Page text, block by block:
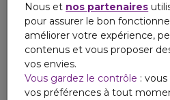
DIESEL
BAD
Eau de toilette
À partir de82,60 €
2 formats
4.8 47
Nous et nos partenaires
pour assurer le bon
améliorer votre expérience,
contenus et vous proposer
vos envies.
Vous gardez le contrôle :
vos préférences à tout